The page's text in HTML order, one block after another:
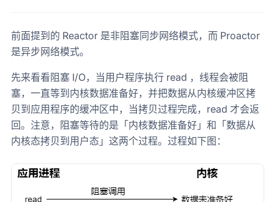
前面提到的 Reactor 是非阻塞同步网络模式，而 Proactor
是异步网络模式。
先来看看阻塞 I/O，当用户程序执行 read ，线程会被阻
塞，一直等到内核数据准备好，并把数据从内核缓冲区拷
贝到应用程序的缓冲区中，当拷贝过程完成，read 才会返
回。注意，阻塞等待的是「内核数据准备好」和「数据从
内核态拷贝到用户态」这两个过程。过程如下图：